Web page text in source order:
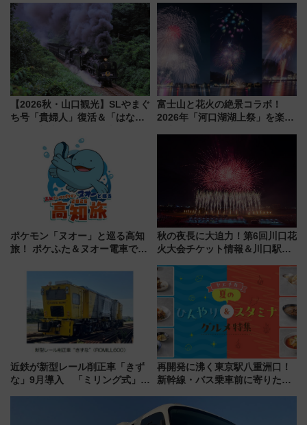
ツリー駅の規制まとめ 7/25開催
（2026年）
車、観覧スポット情報と周辺観
光まとめ（7/28開催）
【2026秋・山口観光】SLやまぐ
ち号「貴婦人」復活＆「はなあ
注目観光列車まとめ きっぷの取
り方は？
富士山と花火の絶景コラボ！
2026年「河口湖湖上祭」を楽し
ポケモン「ヌオー」と巡る高知
旅！ ポケふた＆ヌオー電車で楽
（7月18日スタート）
秋の夜長に大迫力！第6回川口花
火大会チケット情報＆川口駅か
近鉄が新型レール削正車「きず
な」9月導入 「ミリング式」採
貢献するだけでなく、全線区で
再開発に沸く東京駅八重洲口！
新幹線・バス乗車前に寄りたい
やり＆スタミナグルメ」6選【新
店舗も！】